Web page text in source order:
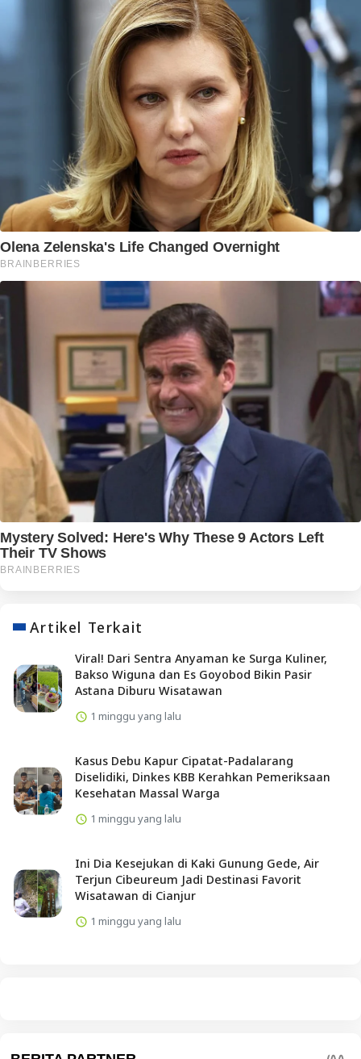
Artikel Terkait
Viral! Dari Sentra Anyaman ke Surga Kuliner,
Bakso Wiguna dan Es Goyobod Bikin Pasir
Astana Diburu Wisatawan
1 minggu yang lalu
Kasus Debu Kapur Cipatat-Padalarang
Diselidiki, Dinkes KBB Kerahkan Pemeriksaan
Kesehatan Massal Warga
1 minggu yang lalu
Ini Dia Kesejukan di Kaki Gunung Gede, Air
Terjun Cibeureum Jadi Destinasi Favorit
Wisatawan di Cianjur
1 minggu yang lalu